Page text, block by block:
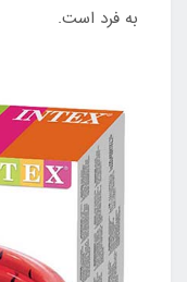
به فرد است.